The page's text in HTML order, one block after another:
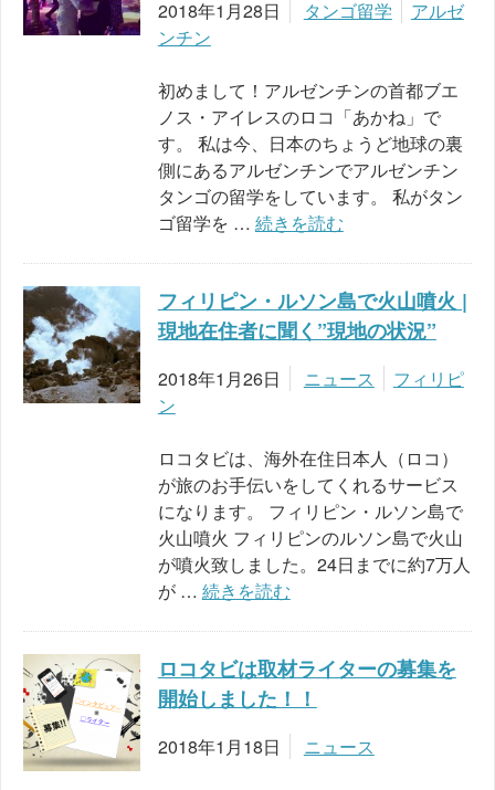
2018年1月28日 タンゴ留学
アルゼ
ンチン
初めまして！アルゼンチンの首都ブエ
ノス・アイレスのロコ「あかね」で
す。 私は今、日本のちょうど地球の裏
側にあるアルゼンチンでアルゼンチン
タンゴの留学をしています。 私がタン
ゴ留学を … 続きを読む
フィリピン・ルソン島で火山噴火 |
現地在住者に聞く”現地の状況”
2018年1月26日 ニュース
フィリピ
ン
ロコタビは、海外在住日本人（ロコ）
が旅のお手伝いをしてくれるサービス
になります。 フィリピン・ルソン島で
火山噴火 フィリピンのルソン島で火山
が噴火致しました。24日までに約7万人
が … 続きを読む
ロコタビは取材ライターの募集を
開始しました！！
2018年1月18日 ニュース